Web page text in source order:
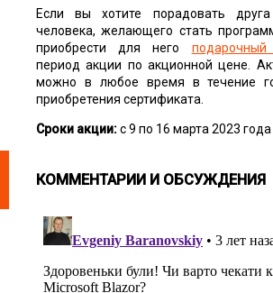
Если вы хотите порадовать
человека, желающего стать
приобрести для него подарочный
период акции по акционной цене.
можно в любое время в течение
приобретения сертификата.
Сроки акции:с 9 по 16 марта 2023
КОММЕНТАРИИ И ОБСУЖДЕНИЯ